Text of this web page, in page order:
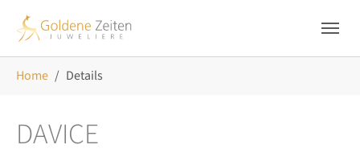
Home Details
DAVICE